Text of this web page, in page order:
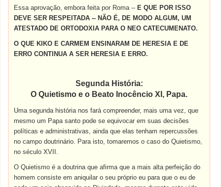
Essa aprovação, embora feita por Roma -- E QUE POR ISSO
DEVE SER RESPEITADA -- NÃO É, DE MODO ALGUM, UM
ATESTADO DE ORTODOXIA PARA O NEO CATECUMENATO.
O QUE KIKO E CARMEM ENSINARAM DE HERESIA E DE
ERRO CONTINUA A SER HERESIA E ERRO.
Segunda História:
O Quietismo e o Beato Inocêncio XI, Papa.
Uma segunda história nos fará compreender, mais uma vez, que
mesmo um Papa santo pode se equivocar em suas decisões
políticas e administrativas, ainda que elas tenham repercussões
no campo doutrinário. Para isto, tomaremos o caso do Quietismo,
no século XVII.
O Quietismo é a doutrina que afirma que a mais alta perfeição do
homem consiste em aniquilar o seu próprio eu para que o eu de